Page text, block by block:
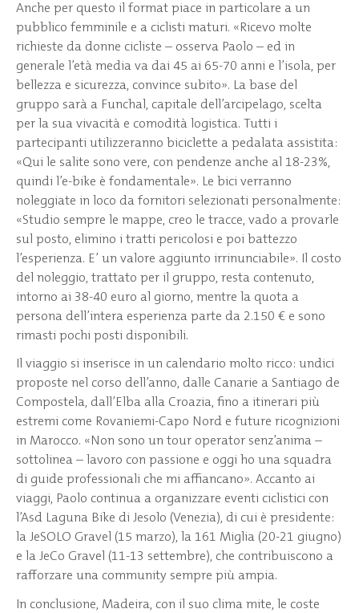
Anche per questo il format piace in particolare a un
pubblico femminile e a ciclisti maturi. «Ricevo molte
richieste da donne cicliste – osserva Paolo – ed in
generale l’età media va dai 45 ai 65-70 anni e l’isola, per
bellezza e sicurezza, convince subito». La base del
gruppo sarà a Funchal, capitale dell’arcipelago, scelta
per la sua vivacità e comodità logistica. Tutti i
partecipanti utilizzeranno biciclette a pedalata assistita:
«Qui le salite sono vere, con pendenze anche al 18-23%,
quindi l’e-bike è fondamentale». Le bici verranno
noleggiate in loco da fornitori selezionati personalmente:
«Studio sempre le mappe, creo le tracce, vado a provarle
sul posto, elimino i tratti pericolosi e poi battezzo
l’esperienza. E’ un valore aggiunto irrinunciabile». Il costo
del noleggio, trattato per il gruppo, resta contenuto,
intorno ai 38-40 euro al giorno, mentre la quota a
persona dell’intera esperienza parte da 2.150 € e sono
rimasti pochi posti disponibili.
Il viaggio si inserisce in un calendario molto ricco: undici
proposte nel corso dell’anno, dalle Canarie a Santiago de
Compostela, dall’Elba alla Croazia, fino a itinerari più
estremi come Rovaniemi-Capo Nord e future ricognizioni
in Marocco. «Non sono un tour operator senz’anima –
sottolinea – lavoro con passione e oggi ho una squadra
di guide professionali che mi affiancano». Accanto ai
viaggi, Paolo continua a organizzare eventi ciclistici con
l’Asd Laguna Bike di Jesolo (Venezia), di cui è presidente:
la JeSOLO Gravel (15 marzo), la 161 Miglia (20-21 giugno)
e la JeCo Gravel (11-13 settembre), che contribuiscono a
rafforzare una community sempre più ampia.
In conclusione, Madeira, con il suo clima mite, le coste